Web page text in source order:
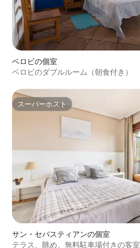
ベロビの個室
ベロビのダブルルーム（朝食付き）
スーパーホスト
スーパーホスト
サン・セバスティアンの個室
テラス、眺め、無料駐車場付きの客室